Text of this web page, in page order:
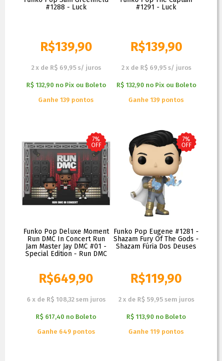
#1288 - Luck
R$139,90
2 x de R$ 69,95 s/ juros
R$ 132,90 no Pix ou Boleto
Ganhe 139 pontos
#1291 - Luck
R$139,90
2 x de R$ 69,95 s/ juros
R$ 132,90 no Pix ou Boleto
Ganhe 139 pontos
7%
OFF
Funko Pop Deluxe Moment
Run DMC In Concert Run
Jam Master Jay DMC #01 -
Special Edition - Run DMC
R$649,90
6 x de R$ 108,32 sem juros
R$ 617,40 no Boleto
Ganhe 649 pontos
7%
OFF
Funko Pop Eugene #1281 -
Shazam Fury Of The Gods -
Shazam Fúria Dos Deuses
R$119,90
2 x de R$ 59,95 sem juros
R$ 113,90 no Boleto
Ganhe 119 pontos